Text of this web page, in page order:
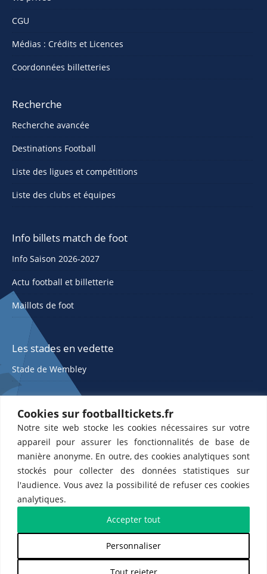
Cookies sur footballtickets.fr
Notre site web stocke les cookies nécessaires sur votre
appareil pour assurer les fonctionnalités de base de
manière anonyme. En outre, des cookies analytiques sont
stockés pour collecter des données statistiques sur
l'audience. Vous avez la possibilité de refuser ces cookies
analytiques.
Personnaliser
Tout rejeter
Accepter tout
CGU
Médias : Crédits et Licences
Coordonnées billetteries
Recherche
Recherche avancée
Destinations Football
Liste des ligues et compétitions
Liste des clubs et équipes
Info billets match de foot
Info Saison 2026-2027
Actu football et billetterie
Maillots de foot
Les stades en vedette
Stade de Wembley
ETTS 365 SL, Rambla de Catalunya 38, 8, 1, 08007 Barcelone, Espagne |
Partenaires de l'US Changé 53 💙et de l'US Bretons de Paris 🤍
𝕏